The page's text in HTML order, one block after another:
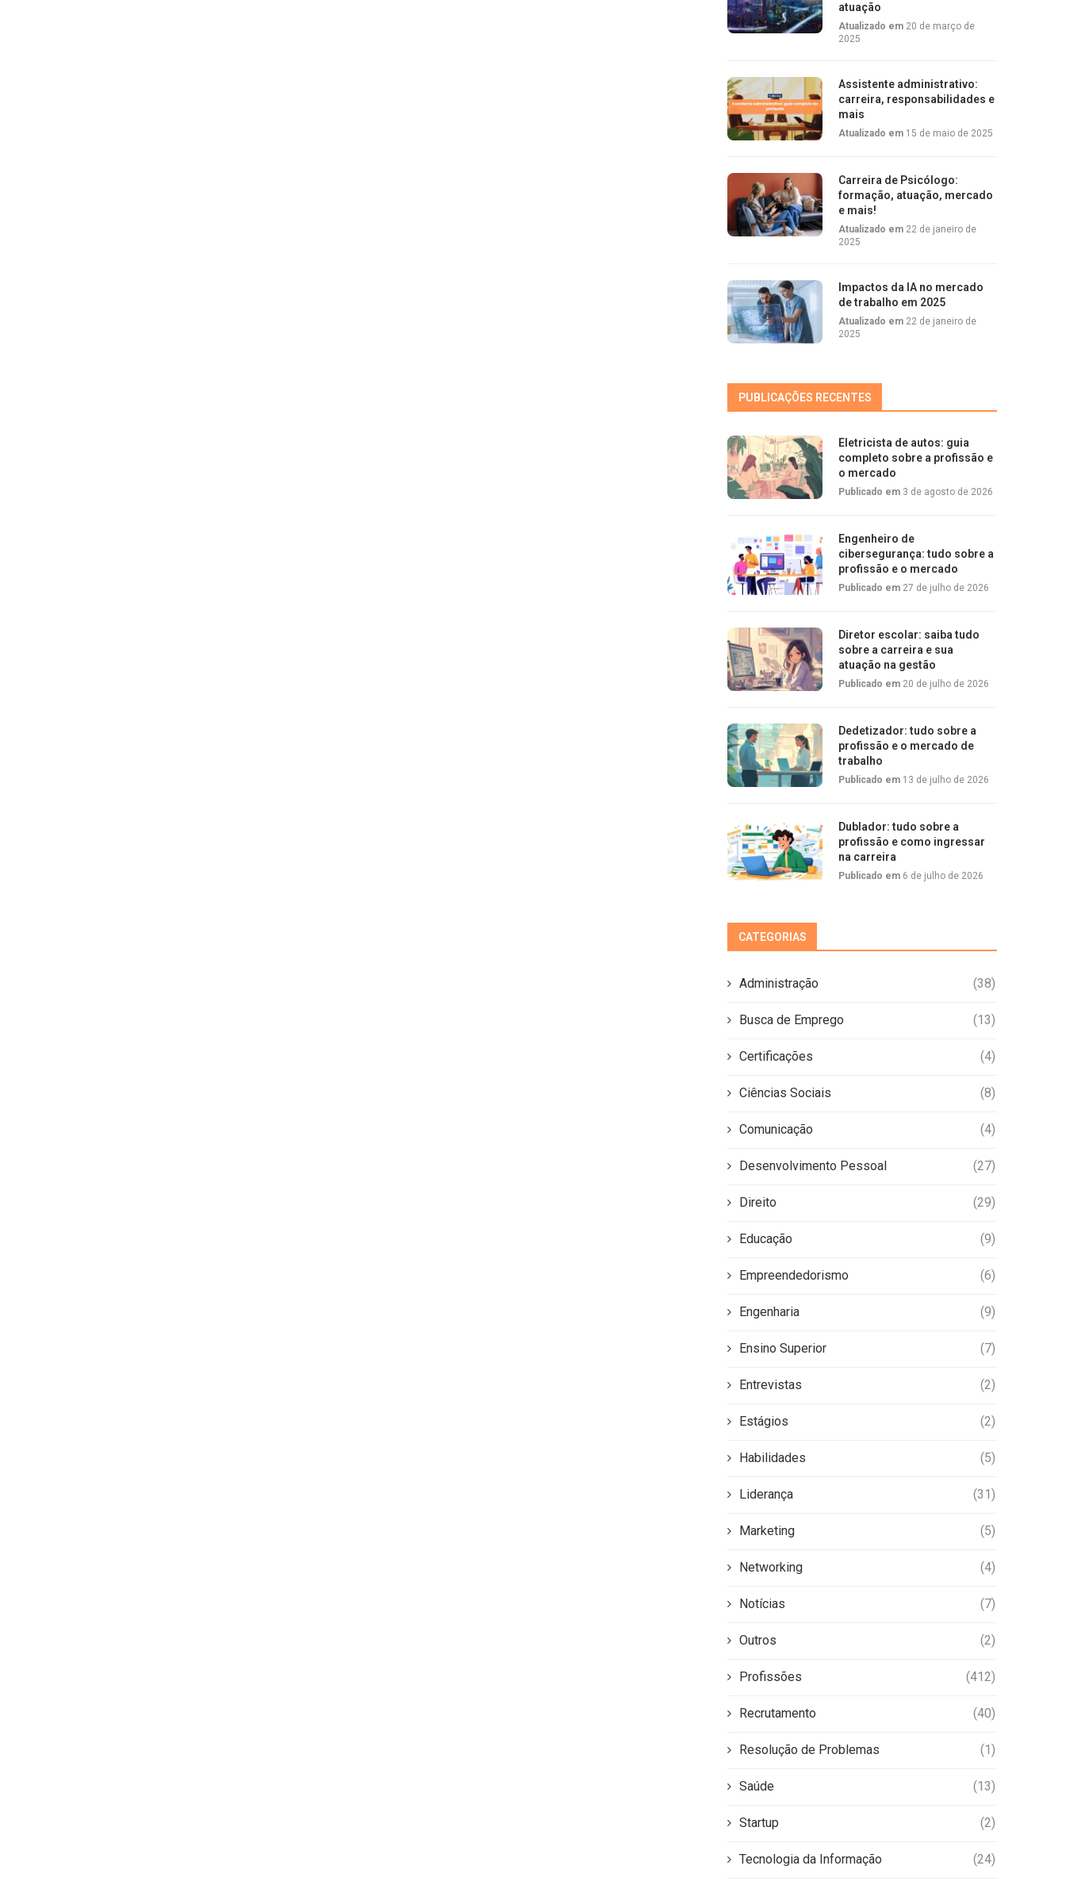
atuação
Atualizado em 20 de março de
2025
Assistente administrativo:
carreira, responsabilidades e
mais
Atualizado em 15 de maio de 2025
Carreira de Psicólogo:
formação, atuação, mercado
e mais!
Atualizado em 22 de janeiro de
2025
Impactos da IA no mercado
de trabalho em 2025
Atualizado em 22 de janeiro de
2025
PUBLICAÇÕES RECENTES
Eletricista de autos: guia
completo sobre a profissão e
o mercado
Publicado em 3 de agosto de 2026
Engenheiro de
cibersegurança: tudo sobre a
profissão e o mercado
Publicado em 27 de julho de 2026
Diretor escolar: saiba tudo
sobre a carreira e sua
atuação na gestão
Publicado em 20 de julho de 2026
Dedetizador: tudo sobre a
profissão e o mercado de
trabalho
Publicado em 13 de julho de 2026
Dublador: tudo sobre a
profissão e como ingressar
na carreira
Publicado em 6 de julho de 2026
CATEGORIAS
Administração (38)
Busca de Emprego (13)
Certificações (4)
Ciências Sociais (8)
Comunicação (4)
Desenvolvimento Pessoal (27)
Direito (29)
Educação (9)
Empreendedorismo (6)
Engenharia (9)
Ensino Superior (7)
Entrevistas (2)
Estágios (2)
Habilidades (5)
Liderança (31)
Marketing (5)
Networking (4)
Notícias (7)
Outros (2)
Profissões (412)
Recrutamento (40)
Resolução de Problemas (1)
Saúde (13)
Startup (2)
Tecnologia da Informação (24)